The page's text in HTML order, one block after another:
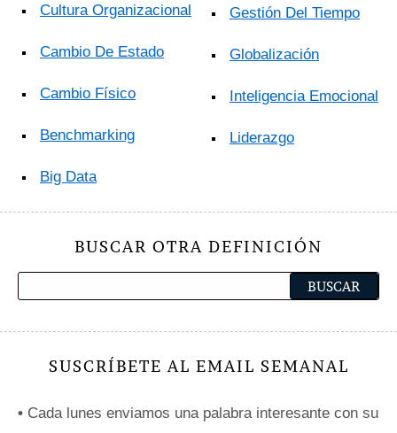
Cultura Organizacional
Cambio De Estado
Cambio Físico
Benchmarking
Big Data
Gestión Del Tiempo
Globalización
Inteligencia Emocional
Liderazgo
BUSCAR OTRA DEFINICIÓN
SUSCRÍBETE AL EMAIL SEMANAL
• Cada lunes enviamos una palabra interesante con su